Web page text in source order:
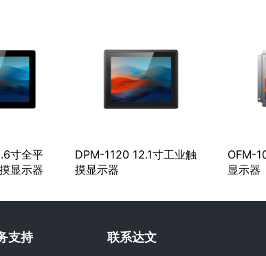
寸全平
显示器
DPM-1120 12.1寸工业触
摸显示器
OFM-
显示器
支持 联系达文